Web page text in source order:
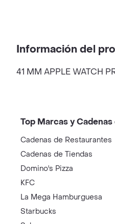
Información del
41 MM APPLE WATCH
Top Marcas y
Cadenas de Restaurantes
Cadenas de Tiendas
Domino's Pizza
KFC
La Mega Hamburguesa
Starbucks